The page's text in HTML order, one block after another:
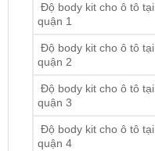
Độ body kit cho ô tô tại
quận 2
Độ body kit cho ô tô tại
quận 3
Độ body kit cho ô tô tại
quận 4
Độ body kit cho ô tô tại
quận 5